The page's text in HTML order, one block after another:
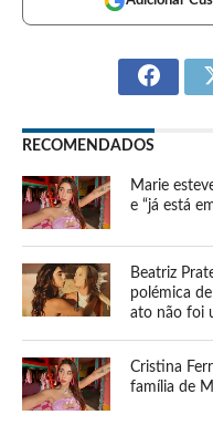
RECOMENDADOS
Marie
e “já está
Beatriz
polémica
ato não foi
Cristina
família de